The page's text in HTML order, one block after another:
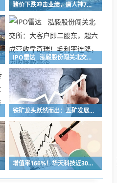
猪价下跌冲击业绩，唐人神7月生猪销售收入下降47%，中报预亏超8亿元创新高
IPO雷达 泓毅股份闯关北交所：大客户即二股东，超六成营收靠奇瑞！毛利率连降，应收账款高企
铁矿龙头跃然而出：五矿发展重组铸就A股铁矿采选重要平台
增值率166%！华天科技近30亿元并购下周上会，标的华羿微电曾终止IPO